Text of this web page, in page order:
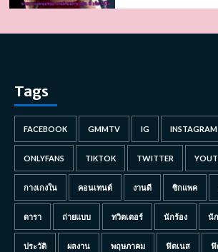
Tags
FACEBOOK GMMTV IG INSTAGRAM
ONLYFANS TIKTOK TWITTER
กางเกงใน คอนเทนต์ งานดี ซิกแพค
ดารา ถ่ายแบบ ทวิตเตอร์ นักร้อง นั
ประวัติ ผลงาน พฤษภาคม ฟิตเนส ฟิ